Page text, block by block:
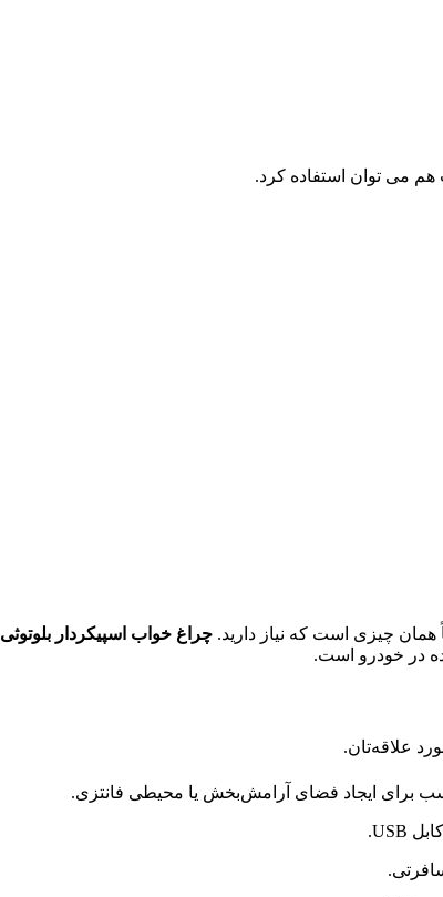
چیزی است که نیاز دارید. چراغ خواب اسپیکردار بلوتوثی
در خودرو است.
علاقه‌تان.